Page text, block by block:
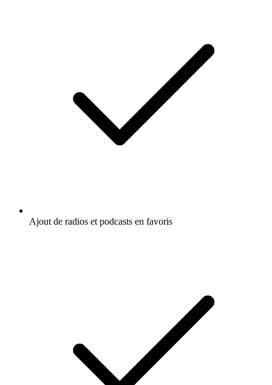
Ajout de radios et podcasts en favoris